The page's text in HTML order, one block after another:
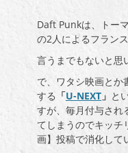
Daft Punkは、トー
の2人によるフラン
言うまでもないと思
で、ワタシ映画とか
する 「U-NEXT 」 と
すが、毎月付与され
てしまうのでキッチ
画】投稿で消化して